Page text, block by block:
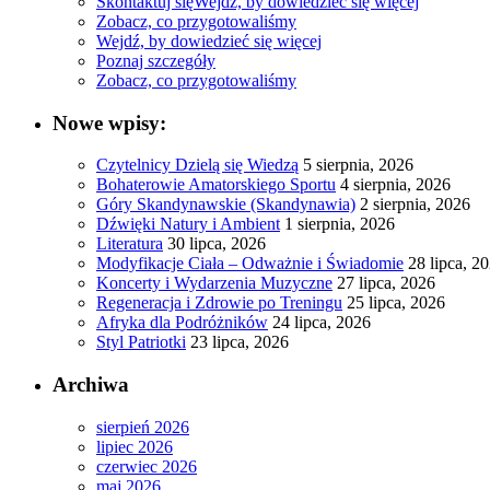
Zobacz, co przygotowaliśmy
Wejdź, by dowiedzieć się więcej
Poznaj szczegóły
Zobacz, co przygotowaliśmy
Nowe wpisy:
Czytelnicy Dzielą się Wiedzą 5 sierpnia, 2026
Bohaterowie Amatorskiego Sportu 4 sierpnia, 2026
Góry Skandynawskie (Skandynawia) 2 sierpnia, 2026
Dźwięki Natury i Ambient 1 sierpnia, 2026
Literatura 30 lipca, 2026
Modyfikacje Ciała – Odważnie i Świadomie 28 lipca,
Koncerty i Wydarzenia Muzyczne 27 lipca, 2026
Regeneracja i Zdrowie po Treningu 25 lipca, 2026
Afryka dla Podróżników 24 lipca, 2026
Styl Patriotki 23 lipca, 2026
Archiwa
sierpień 2026
lipiec 2026
czerwiec 2026
maj 2026